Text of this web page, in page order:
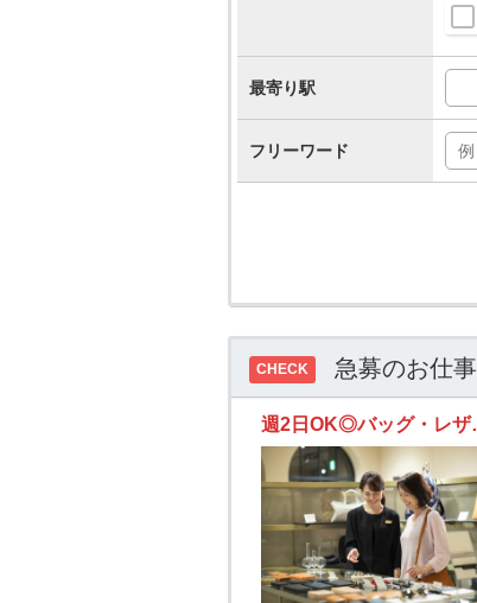
最寄り駅
フリーワード
CHECK 急募のお仕事
週2日OK◎